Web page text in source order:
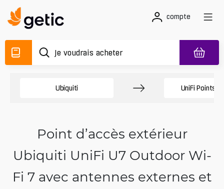
compte
Ubiquiti UniFi Points
Point d’accès extérieur
Ubiquiti UniFi U7 Outdoor Wi-
Fi 7 avec antennes externes et